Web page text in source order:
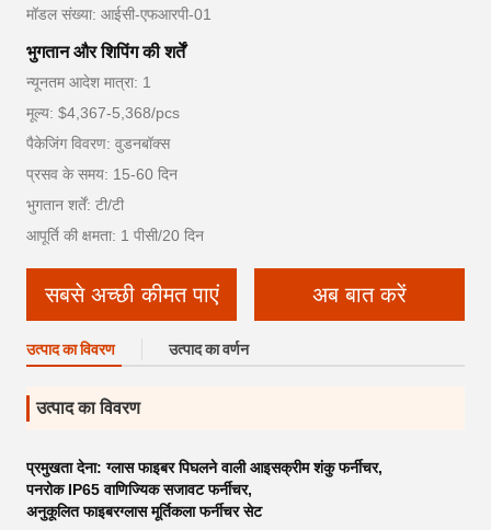
मॉडल संख्या: आईसी-एफआरपी-01
भुगतान और शिपिंग की शर्तें
न्यूनतम आदेश मात्रा: 1
मूल्य: $4,367-5,368/pcs
पैकेजिंग विवरण: वुडनबॉक्स
प्रसव के समय: 15-60 दिन
भुगतान शर्तें: टी/टी
आपूर्ति की क्षमता: 1 पीसी/20 दिन
सबसे अच्छी कीमत पाएं अब बात करें
उत्पाद का विवरण उत्पाद का वर्णन
उत्पाद का विवरण
प्रमुखता देना:ग्लास फाइबर पिघलने वाली आइसक्रीम शंकु फर्नीचर,
पनरोक IP65 वाणिज्यिक सजावट फर्नीचर,
अनुकूलित फाइबरग्लास मूर्तिकला फर्नीचर सेट